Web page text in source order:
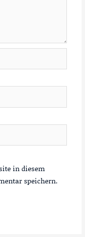
in diesem
speichern.